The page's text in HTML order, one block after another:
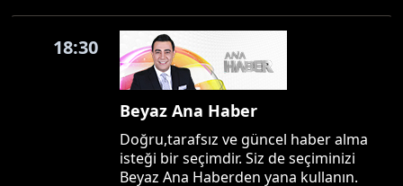
18:30
Beyaz Ana Haber
Doğru,tarafsız ve güncel haber alma
isteği bir seçimdir. Siz de seçiminizi
Beyaz Ana Haberden yana kullanın.